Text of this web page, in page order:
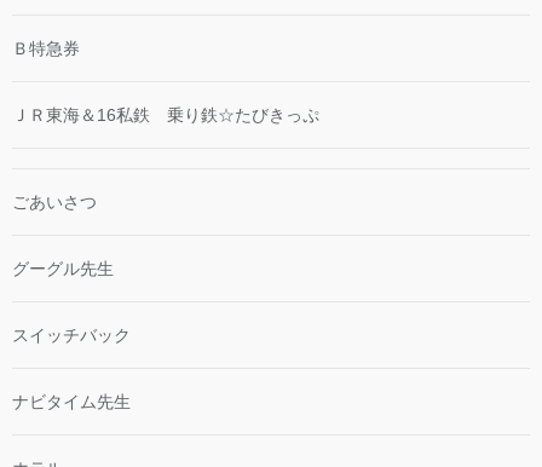
Ｂ特急券
ＪＲ東海＆16私鉄 乗り鉄☆たびきっぷ
ごあいさつ
グーグル先生
スイッチバック
ナビタイム先生